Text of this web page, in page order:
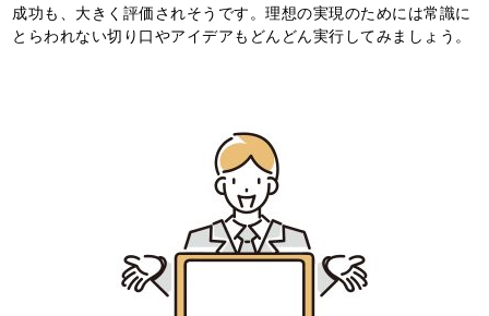
成功も、大きく評価されそうです。理想の実現のためには常識に
とらわれない切り口やアイデアもどんどん実行してみましょう。